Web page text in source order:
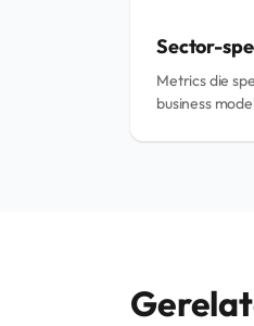
Sector-
Metrics die
business